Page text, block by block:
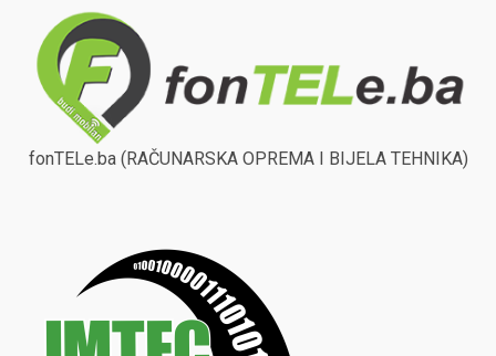
fonTELe.ba (RAČUNARSKA OPREMA I BIJELA TEHNIKA)